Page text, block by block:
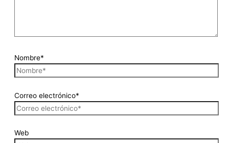
Nombre*
Correo electrónico*
Web